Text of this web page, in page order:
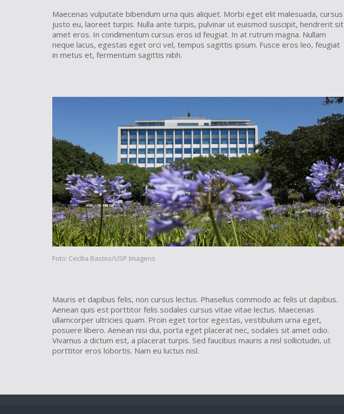
Maecenas vulputate bibendum urna quis aliquet. Morbi eget elit malesuada, cursus
justo eu, laoreet turpis. Nulla ante turpis, pulvinar ut euismod suscipit, hendrerit sit
amet eros. In condimentum cursus eros id feugiat. In at rutrum magna. Nullam
neque lacus, egestas eget orci vel, tempus sagittis ipsum. Fusce eros leo, feugiat
in metus et, fermentum sagittis nibh.
Foto: Cecília Bastos/USP Imagens
Mauris et dapibus felis, non cursus lectus. Phasellus commodo ac felis ut dapibus.
Aenean quis est porttitor felis sodales cursus vitae vitae lectus. Maecenas
ullamcorper ultricies quam. Proin eget tortor egestas, vestibulum urna eget,
posuere libero. Aenean nisi dui, porta eget placerat nec, sodales sit amet odio.
Vivamus a dictum est, a placerat turpis. Sed faucibus mauris a nisl sollicitudin, ut
porttitor eros lobortis. Nam eu luctus nisl.